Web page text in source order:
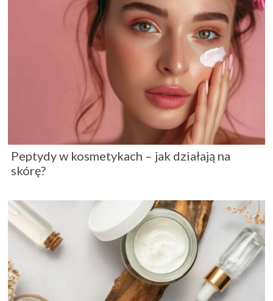
Peptydy w kosmetykach – jak działają na
skórę?